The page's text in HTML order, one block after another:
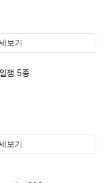
보기
잼 5종
보기